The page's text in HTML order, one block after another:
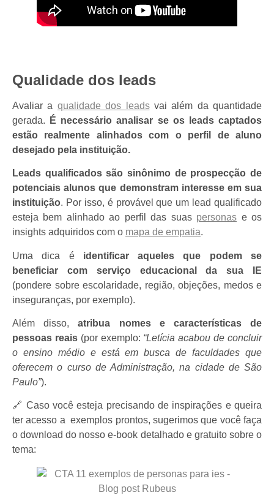
Qualidade dos leads
Avaliar a qualidade dos leadsvai além da quantidade
gerada.
É necessário analisar se os leads captados
estão realmente alinhados com o perfil de aluno
desejado pela instituição.
Leads qualificados são sinônimo de prospecção de
potenciais alunos que demonstram interesse em sua
instituição. Por isso, é provável que um lead qualificado
esteja bem alinhado ao perfil das suas personas e os
insights adquiridos com o mapa de empatia.
Uma dica é identificar aqueles que podem se
beneficiar com serviço educacional da sua IE
(pondere sobre escolaridade, região, objeções, medos e
inseguranças, por exemplo).
Além disso,atribua nomes e características de
pessoas reais(por exemplo: “Letícia acabou de concluir
o ensino médio e está em busca de faculdades que
oferecem o curso de Administração, na cidade de São
Paulo”).
🔗 Caso você esteja precisando de inspirações e queira
ter acesso a exemplos prontos, sugerimos que você faça
o download do nosso e-book detalhado e gratuito sobre o
tema: